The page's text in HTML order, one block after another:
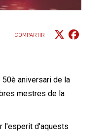
COMPARTIR
aniversari de la
mestres de la
l'esperit d'aquests